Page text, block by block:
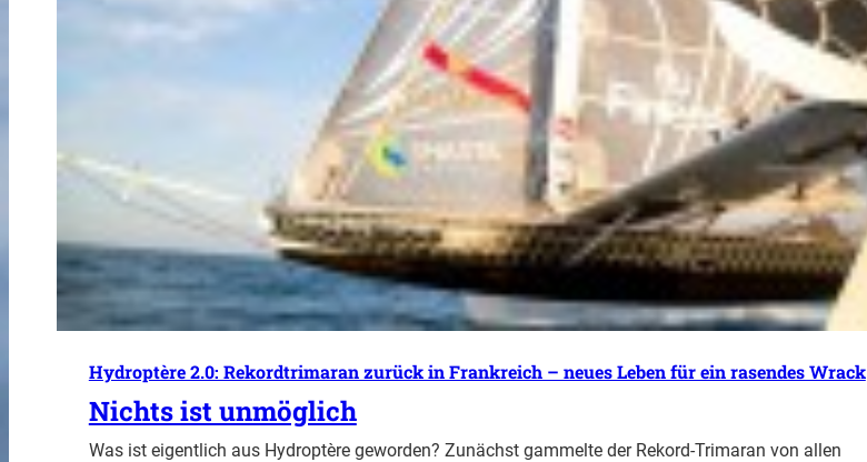
Hydroptère 2.0: Rekordtrimaran zurück in Frankreich – neues Leben für ein rasendes Wrack
Nichts ist unmöglich
Was ist eigentlich aus Hydroptère geworden? Zunächst gammelte der Rekord-Trimaran von allen